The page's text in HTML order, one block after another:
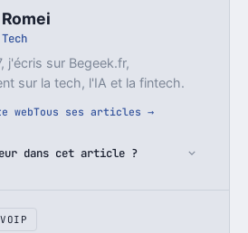
j'écris sur Begeek.fr,
sur la tech, l'IA et la fintech.
webTous ses articles →
dans cet article ?
VOIP